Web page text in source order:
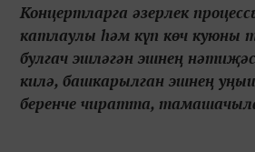
Концертларга әзерлек
катлаулы һәм күп көч куюны
булгач эшләгән эшнең
килә, башкарылган эшнең
беренче чиратта,